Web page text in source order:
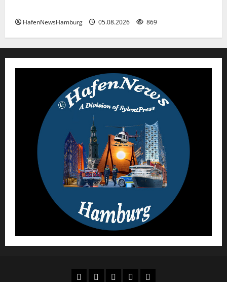
HafenNewsHamburg 05.08.2026 869
AGBDatenschutz
Urheberrecht
Impressum
Über